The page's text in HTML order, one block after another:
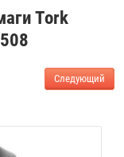
Tork
Следующий